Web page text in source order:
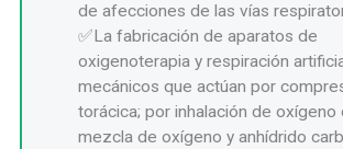
de afecciones de las vías
La fabricación de aparatos de
oxigenoterapia y respiración
mecánicos que actúan por
torácica; por inhalación de oxígeno
mezcla de oxígeno y anhídrido